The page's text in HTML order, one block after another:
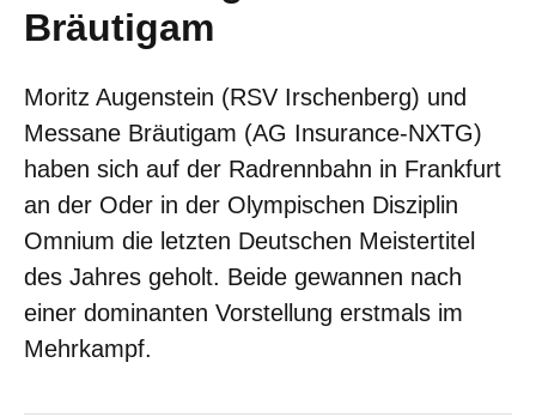
Bräutigam
Moritz Augenstein (RSV Irschenberg) und
Messane Bräutigam (AG Insurance-NXTG)
haben sich auf der Radrennbahn in Frankfurt
an der Oder in der Olympischen Disziplin
Omnium die letzten Deutschen Meistertitel
des Jahres geholt. Beide gewannen nach
einer dominanten Vorstellung erstmals im
Mehrkampf.